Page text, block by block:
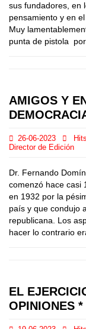
sus fundadores, en
pensamiento y en
Muy
punta de pistola por
AMIGOS Y
26-06-2023
Director de Edición
Dr. Fernando
comenzó hace casi
en 1932 por la
país y que condujo
republicana. Los
hacer lo contrario
EL
OPINIONES *